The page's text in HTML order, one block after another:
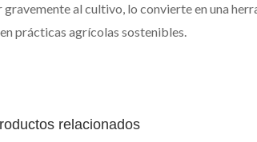
al cultivo, lo convierte en una
prácticas agrícolas sostenibles.
relacionados